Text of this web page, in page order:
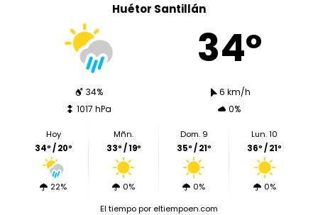
Huétor Santillán
34º
34%
6 km/h
1017 hPa
0%
Hoy
34º / 20º
22%
Mñn.
33º / 19º
0%
Dom. 9
35º / 21º
0%
Lun. 10
36º / 21º
0%
El tiempopor eltiempoen.com